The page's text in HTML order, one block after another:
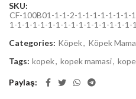
SKU:
CF-100B01-1-1-2-1-1-1-1-1-1-
1-1-1-1-1-1-1-1-1-1-1-1-1-1-1-1-
Categories: Köpek, Köpek
Tags: kopek, kopek mamasi,
Paylaş